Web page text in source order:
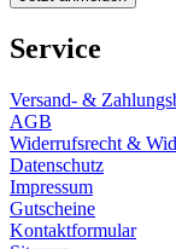
Service
Versand- &
AGB
Widerrufsrecht &
Datenschutz
Impressum
Gutscheine
Kontaktformular